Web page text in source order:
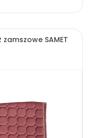
zamszowe SAMET